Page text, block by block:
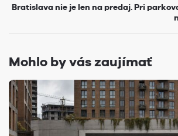
Bratislava nie je len na predaj. Pri
Mohlo by vás zaujímať